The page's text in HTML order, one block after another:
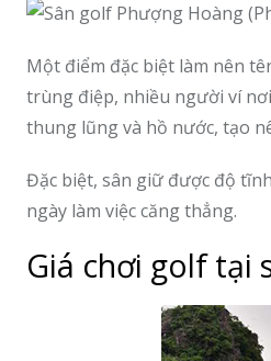
Một điểm đặc biệt làm nên
trùng điệp, nhiều người ví
thung lũng và hồ nước, tạo
Đặc biệt, sân giữ được độ
ngày làm việc căng thẳng.
Giá chơi golf tại